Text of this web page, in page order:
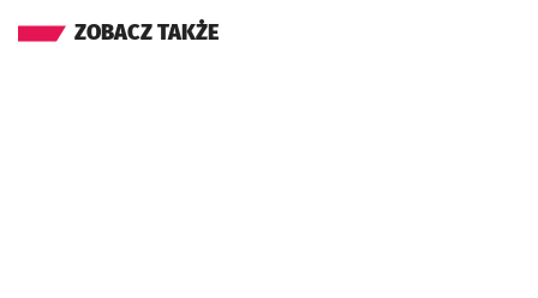
ZOBACZ TAKŻE